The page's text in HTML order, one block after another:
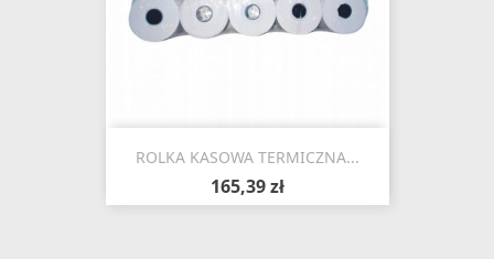
ROLKA KASOWA TERMICZNA...
165,39 zł